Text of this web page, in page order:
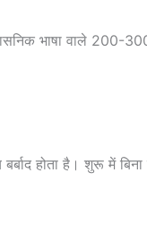
भाषा वाले 200-
होता है। शुरू में